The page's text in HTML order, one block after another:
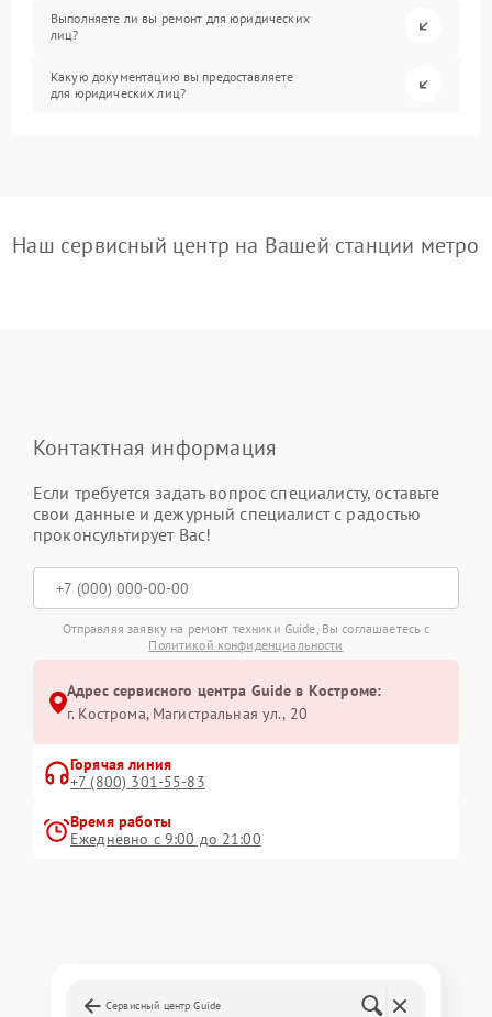
Выполняете ли вы ремонт для юридических
лиц?
Какую документацию вы предоставляете
для юридических лиц?
Наш сервисный центр на Вашей станции метро
Контактная информация
Если требуется задать вопрос специалисту, оставьте
свои данные и дежурный специалист с радостью
проконсультирует Вас!
Отправляя заявку на ремонт техники Guide, Вы соглашаетесь с
Политикой конфиденциальности
Адрес сервисного центра Guide в Костроме:
г. Кострома, Магистральная ул., 20
Горячая линия
+7 (800) 301-55-83
Время работы
Ежедневно с 9:00 до 21:00
Сервисный центр Guide